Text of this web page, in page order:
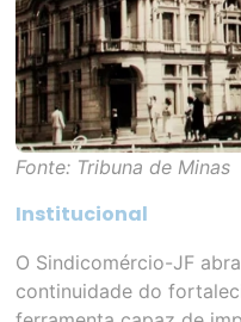
Sindicomércio
Certificações